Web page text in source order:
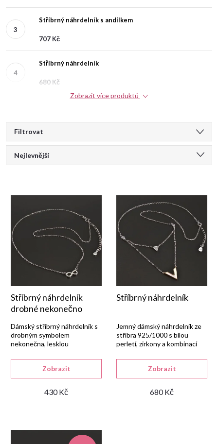
Stříbrný náhrdelník s andílkem
707 Kč
Stříbrný náhrdelník
680 Kč
Zobrazit více produktů
Filtrovat
Ř
e
n
p
r
o
d
k
Nejlevnější
Nejdražší
Nejprodávanější
Abecedně
V
ý
s
p
o
d
u
k
ů
Stříbrný náhrdelník
drobné nekonečno
430 Kč
Zobrazit
Dámský stříbrný náhrdelník s
drobným symbolem
nekonečna, lesklou
zapínáním na pérový kroužek.
Stříbrný náhrdelník
680 Kč
Zobrazit
Jemný dámský náhrdelník ze
stříbra 925/1000 s bílou
perletí, zirkony a kombinací
úpravy.